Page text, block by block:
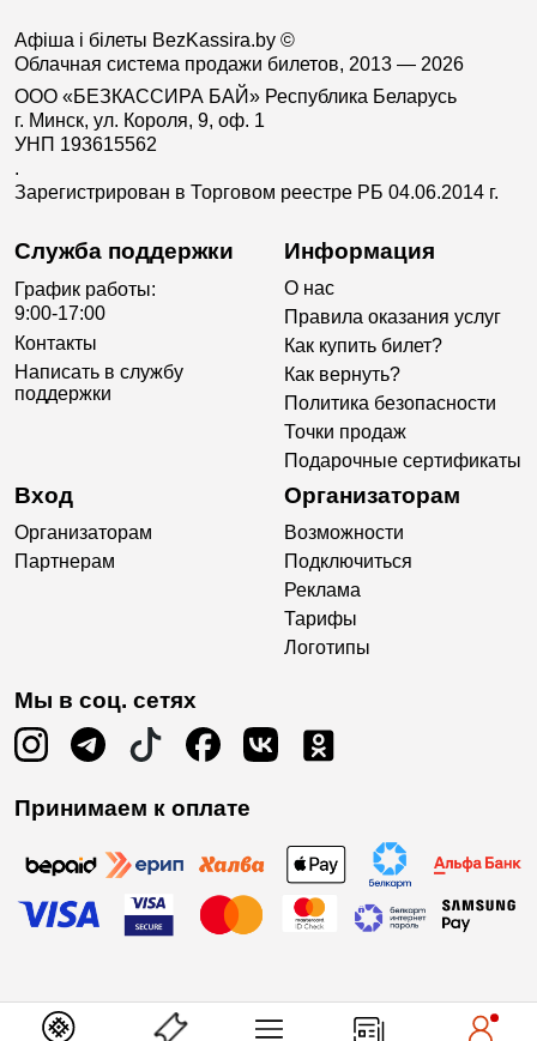
Афіша і білеты BezKassira.by ©
Облачная система продажи билетов, 2013 — 2026
ООО «БЕЗКАССИРА БАЙ» Республика Беларусь
г. Минск, ул. Короля, 9, оф. 1
УНП 193615562
.
Зарегистрирован в Торговом реестре РБ 04.06.2014 г.
Служба поддержки
График работы:
9:00-17:00
Контакты
Написать в службу
поддержки
Информация
О нас
Правила оказания услуг
Как купить билет?
Как вернуть?
Политика безопасности
Точки продаж
Подарочные сертификаты
Вход
Организаторам
Партнерам
Организаторам
Возможности
Подключиться
Реклама
Тарифы
Логотипы
Мы в соц. сетях
Принимаем к оплате